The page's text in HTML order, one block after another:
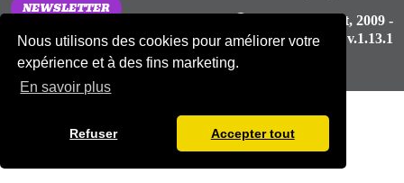
Nous utilisons des cookies pour améliorer votre
expérience et à des fins marketing.
En savoir plus
Refuser Accepter tout
NEWSLETTER
Gay Love Spirit, 2009 -
2026, v.1.13.1